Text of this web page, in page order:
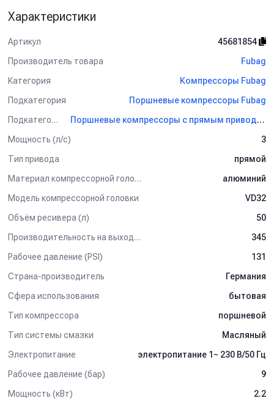
Насадка для продувки.
Гибкий резиновый шланг длиной 5 м с быстроразъёмными
Характеристики
Артикул
45681854
Производитель товара
Fubag
Категория
Компрессоры Fubag
Подкатегория
Поршневые компрессоры Fubag
Подкатегория
Поршневые компрессоры с прямым приводом Fubag
Мощность (л/с)
3
Тип привода
прямой
Материал компрессорной головки
алюминий
Модель компрессорной головки
VD32
Объём ресивера (л)
50
Производительность на выходе (л/мин)
345
Рабочее давление (PSI)
131
Страна-производитель
Германия
Сфера использования
бытовая
Тип компрессора
поршневой
Тип системы смазки
Масляный
Электропитание
электропитание 1~ 230 В/50 Гц
Рабочее давление (бар)
9
Мощность (кВт)
2.2